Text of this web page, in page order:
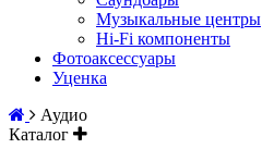
Музыкальные центры
Hi-Fi компоненты
Фотоаксессуары
Уценка
Аудио
Каталог